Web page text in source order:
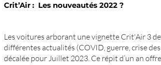
Crit’Air : Les nouveautés 2022 ?
Les voitures arborant une vignette Crit'Air 3
différentes actualités (COVID, guerre, crise
décalée pour Juillet 2023. Ce répit d’un an